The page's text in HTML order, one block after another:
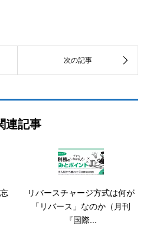
連記事
リバースチャージ方式は何が
「リバース」なのか（月刊
『国際...